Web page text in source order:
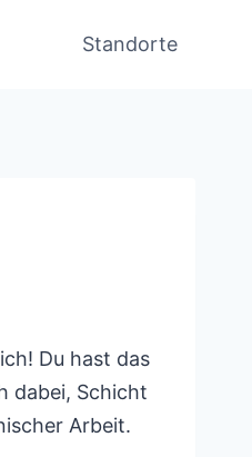
Standorte
Du hast das
dabei, Schicht
Arbeit.